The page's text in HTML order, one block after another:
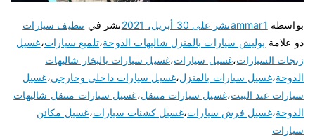
بواسطة ammar1نشر على 30 أبريل، 2021 نشر في تنظيف سيارات
ذو علامة بوليش سيارات بالمنزل شاليهات الدوحة،تلميع سيارات،غسيل
زنجات السيارات،غسيل سيارات،غسيل سيارات بالبخار شاليهات
الدوحة،غسيل سيارات بالمنزل،غسيل سيارات داخلي وخارجي،غسيل
سيارات عند البيت،غسيل سيارات متنقل،غسيل سيارات متنقل شاليهات
الدوحة،غسيل فرش سيارات،غسيل كشنات سيارات،غسيل مكائن
سيارات